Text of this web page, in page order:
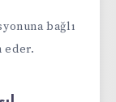
bağlı
eder.